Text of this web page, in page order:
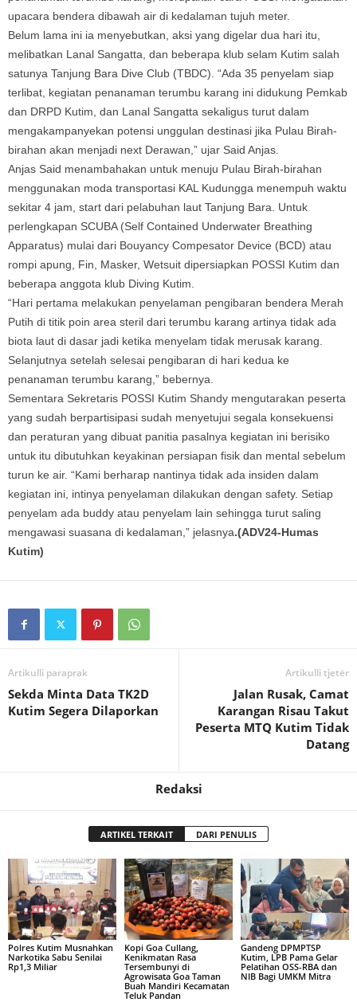
upacara bendera dibawah air di kedalaman tujuh meter.
Belum lama ini ia menyebutkan, aksi yang digelar dua hari itu,
melibatkan Lanal Sangatta, dan beberapa klub selam Kutim salah
satunya Tanjung Bara Dive Club (TBDC). “Ada 35 penyelam siap
terlibat, kegiatan penanaman terumbu karang ini didukung Pemkab
dan DRPD Kutim, dan Lanal Sangatta sekaligus turut dalam
mengakampanyekan potensi unggulan destinasi jika Pulau Birah-
birahan akan menjadi next Derawan,” ujar Said Anjas.
Anjas Said menambahakan untuk menuju Pulau Birah-birahan
menggunakan moda transportasi KAL Kudungga menempuh waktu
sekitar 4 jam, start dari pelabuhan laut Tanjung Bara. Untuk
perlengkapan SCUBA (Self Contained Underwater Breathing
Apparatus) mulai dari Bouyancy Compesator Device (BCD) atau
rompi apung, Fin, Masker, Wetsuit dipersiapkan POSSI Kutim dan
beberapa anggota klub Diving Kutim.
“Hari pertama melakukan penyelaman pengibaran bendera Merah
Putih di titik poin area steril dari terumbu karang artinya tidak ada
biota laut di dasar jadi ketika menyelam tidak merusak karang.
Selanjutnya setelah selesai pengibaran di hari kedua ke
penanaman terumbu karang,” bebernya.
Sementara Sekretaris POSSI Kutim Shandy mengutarakan peserta
yang sudah berpartisipasi sudah menyetujui segala konsekuensi
dan peraturan yang dibuat panitia pasalnya kegiatan ini berisiko
untuk itu dibutuhkan keyakinan persiapan fisik dan mental sebelum
turun ke air. “Kami berharap nantinya tidak ada insiden dalam
kegiatan ini, intinya penyelaman dilakukan dengan safety. Setiap
penyelam ada buddy atau penyelam lain sehingga turut saling
mengawasi suasana di kedalaman,” jelasnya.(ADV24-Humas
Kutim)
Artikulli paraprak
Sekda Minta Data TK2D
Kutim Segera Dilaporkan
Artikulli tjetër
Jalan Rusak, Camat
Karangan Risau Takut
Peserta MTQ Kutim Tidak
Datang
Redaksi
ARTIKEL TERKAIT DARI PENULIS
Polres Kutim Musnahkan
Narkotika Sabu Senilai
Rp1,3 Miliar
Kopi Goa Cullang,
Kenikmatan Rasa
Tersembunyi di
Agrowisata Goa Taman
Buah Mandiri Kecamatan
Teluk Pandan
Gandeng DPMPTSP
Kutim, LPB Pama Gelar
Pelatihan OSS-RBA dan
NIB Bagi UMKM Mitra